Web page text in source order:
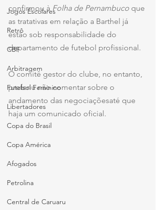
Jogos Escolares
Retrô
CBF
Arbitragem
Futebol Feminino
Libertadores
Copa do Brasil
Copa América
Afogados
Petrolina
Central de Caruaru
confirmou à Folha de Pernambuco que
as tratativas em relação a Barthel já
estão sob responsabilidade do
departamento de futebol profissional.
O comitê gestor do clube, no entanto,
preferiu não comentar sobre o
andamento das negociaçõesaté que
haja um comunicado oficial.